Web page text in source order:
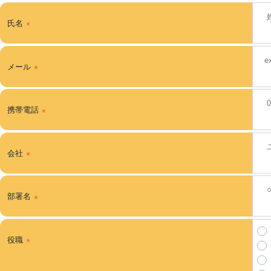
氏名
メール
携帯電話
会社
部署名
役職